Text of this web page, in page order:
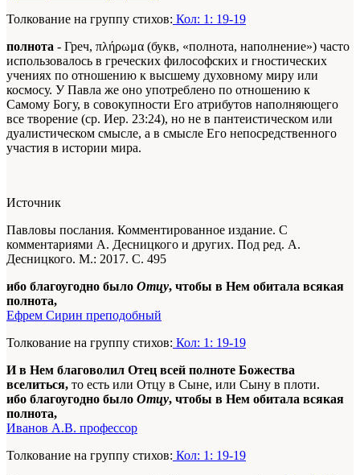
Толкование на группу стихов: Кол: 1: 19-19
полнота - Греч, πλήρωμα (букв, «полнота, наполнение») часто
использовалось в греческих философских и гностических
учениях по отношению к высшему духовному миру или
космосу. У Павла же оно употреблено по отношению к
Самому Богу, в совокупности Его атрибутов наполняющего
все творение (ср. Иер. 23:24), но не в пантеистическом или
дуалистическом смысле, а в смысле Его непосредственного
участия в истории мира.
Источник
Павловы послания. Комментированное издание. С
комментариями А. Десницкого и других. Под ред. А.
Десницкого. М.: 2017. С. 495
ибо благоугодно было Отцу, чтобы в Нем обитала всякая
полнота,
Ефрем Сирин преподобный
Толкование на группу стихов: Кол: 1: 19-19
И в Нем благоволил Отец всей полноте Божества
вселиться, то есть или Отцу в Сыне, или Сыну в плоти.
ибо благоугодно было Отцу, чтобы в Нем обитала всякая
полнота,
Иванов А.В. профессор
Толкование на группу стихов: Кол: 1: 19-19